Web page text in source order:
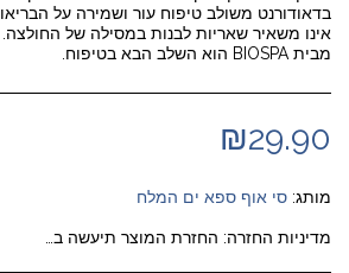
בדאודורנט משולב טיפוח עור ושמירה על
אינו משאיר שאריות לבנות במסילה של החולצה.
מבית BIOSPA הוא השלב הבא בטיפוח.
₪29.90
מותג: סי אוף ספא ים המלח
מדיניות החזרה: החזרת המוצר תיעשה בתיאום איסוף המוצר מבית הלקוח על חשבון החברה (ככל שהמוצר סופק ללקוח באמצעות משלוח שליח ); במקרה ונשלח בדואר רשום יוחזר על חשבון הלקוח בדואר רשום (ג). עם הזיכוי תימסר ללקוח עותק מהודעת ביטול החיוב כאמור (ולא יגבו מהלקוח דמי ביטול כלשהם).